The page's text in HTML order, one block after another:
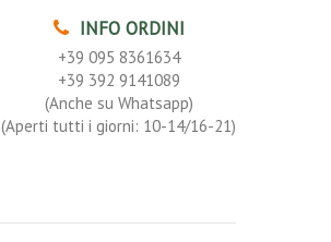
INFO ORDINI
+39 095 8361634
+39 392 9141089
(Anche su Whatsapp)
(Aperti tutti i giorni: 10-14/16-21)